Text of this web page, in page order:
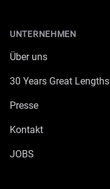
UNTERNEHMEN
Über uns
30 Years Great Lengths
Presse
Kontakt
JOBS